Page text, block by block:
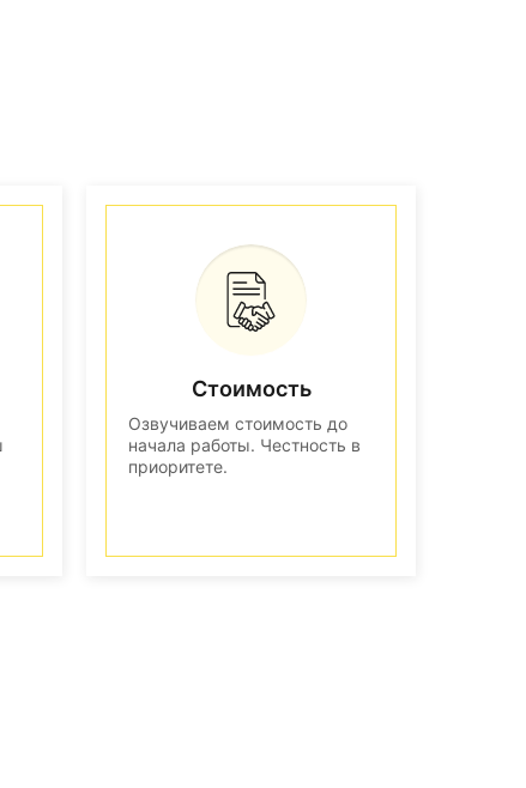
Стоимость
Озвучиваем стоимость до
начала работы. Честность в
приоритете.